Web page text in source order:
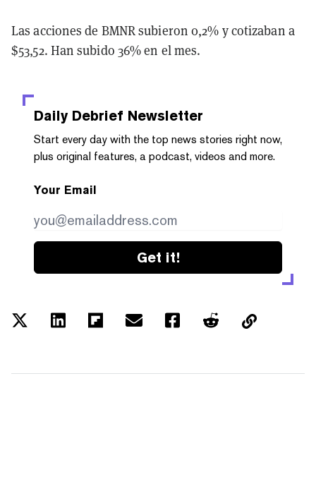
Las acciones de BMNR subieron 0,2% y cotizaban a
$53,52. Han subido 36% en el mes.
Daily Debrief Newsletter
Start every day with the top news stories right now,
plus original features, a podcast, videos and more.
Your Email
Get it!